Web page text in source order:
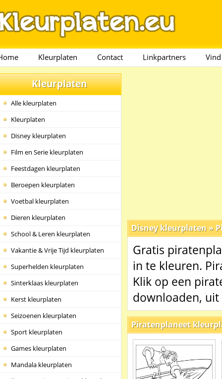
Kleurplaten Contact Linkpartners
Kleurplaten
Alle kleurplaten
Kleurplaten
Disney kleurplaten
Film en Serie kleurplaten
Feestdagen kleurplaten
Beroepen kleurplaten
Voetbal kleurplaten
Dieren kleurplaten
School & Leren kleurplaten
Vakantie & Vrije Tijd kleurplaten
Superhelden kleurplaten
Sinterklaas kleurplaten
Kerst kleurplaten
Seizoenen kleurplaten
Sport kleurplaten
Games kleurplaten
Mandala kleurplaten
Disney kleurplaten »
Gratis
in te kleuren.
Klik op een
downloaden,
Piratenplaneet